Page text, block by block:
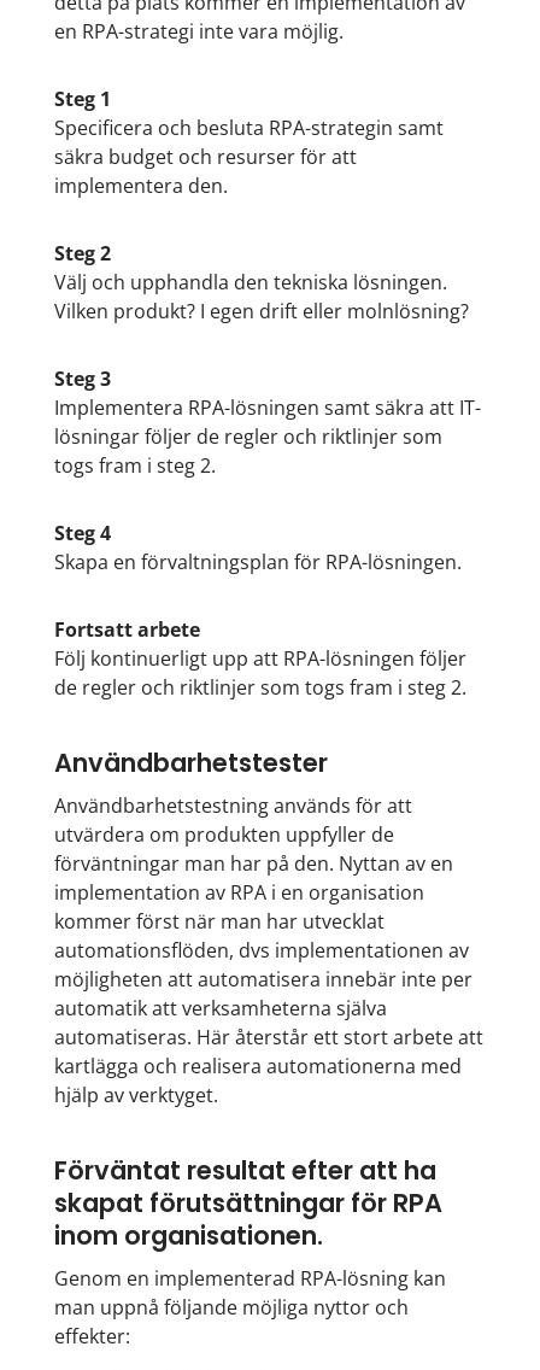
en RPA-strategi inte vara möjlig.
Steg 1
Specificera och besluta RPA-strategin samt
säkra budget och resurser för att
implementera den.
Steg 2
Välj och upphandla den tekniska lösningen.
Vilken produkt? I egen drift eller molnlösning?
Steg 3
Implementera RPA-lösningen samt säkra att IT-
lösningar följer de regler och riktlinjer som
togs fram i steg 2.
Steg 4
Skapa en förvaltningsplan för RPA-lösningen.
Fortsatt arbete
Följ kontinuerligt upp att RPA-lösningen följer
de regler och riktlinjer som togs fram i steg 2.
Användbarhetstester
Användbarhetstestning används för att
utvärdera om produkten uppfyller de
förväntningar man har på den. Nyttan av en
implementation av RPA i en organisation
kommer först när man har utvecklat
automationsflöden, dvs implementationen av
möjligheten att automatisera innebär inte per
automatik att verksamheterna själva
automatiseras. Här återstår ett stort arbete att
kartlägga och realisera automationerna med
hjälp av verktyget.
Förväntat resultat efter att ha
skapat förutsättningar för RPA
inom organisationen.
Genom en implementerad RPA-lösning kan
man uppnå följande möjliga nyttor och
effekter: